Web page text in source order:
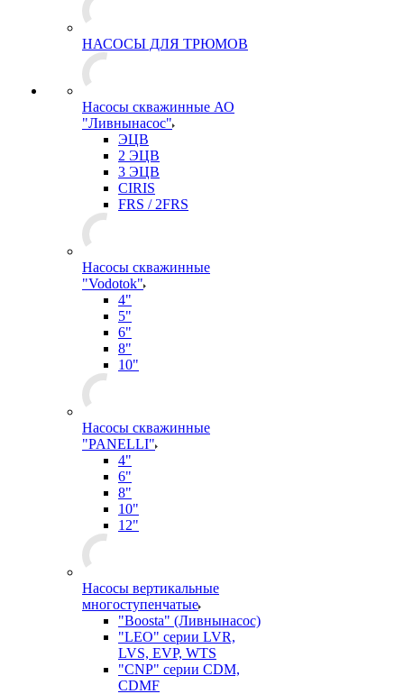
НАСОСЫ ДЛЯ ТРЮМОВ
Насосы скважинные АО
"Ливнынасос"
ЭЦВ
2 ЭЦВ
3 ЭЦВ
CIRIS
FRS / 2FRS
Насосы скважинные
"Vodotok"
4"
5"
6"
8"
10"
Насосы скважинные
"PANELLI"
4"
6"
8"
10"
12"
Насосы вертикальные
многоступенчатые
"Boosta" (Ливнынасос)
"LEO" серии LVR,
LVS, EVP, WTS
"CNP" серии CDM,
CDMF